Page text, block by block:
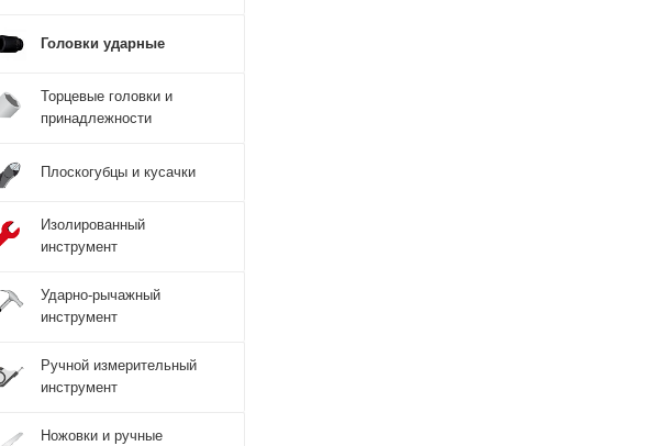
Головки ударные
Торцевые головки и
принадлежности
Плоскогубцы и кусачки
Изолированный
инструмент
Ударно-рычажный
инструмент
Ручной измерительный
инструмент
Ножовки и ручные